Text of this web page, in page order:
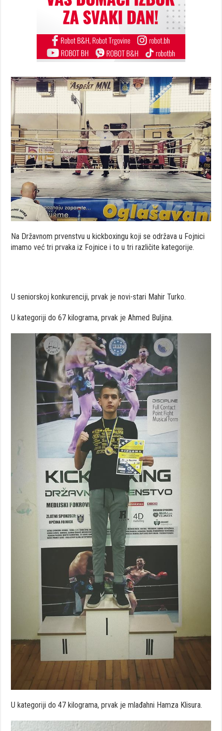
Na Državnom prvenstvu u kickboxingu koji se održava u Fojnici
imamo već tri prvaka iz Fojnice i to u tri različite kategorije.
U seniorskoj konkurenciji, prvak je novi-stari Mahir Turko.
U kategoriji do 67 kilograma, prvak je Ahmed Buljina.
U kategoriji do 47 kilograma, prvak je mlađahni Hamza Klisura.